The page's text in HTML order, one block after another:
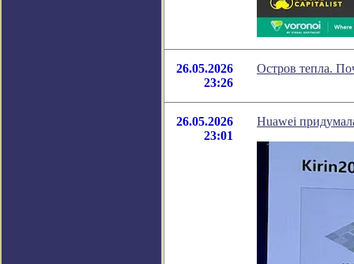
26.05.2026
23:26
Остров тепла.
26.05.2026
23:01
Huawei